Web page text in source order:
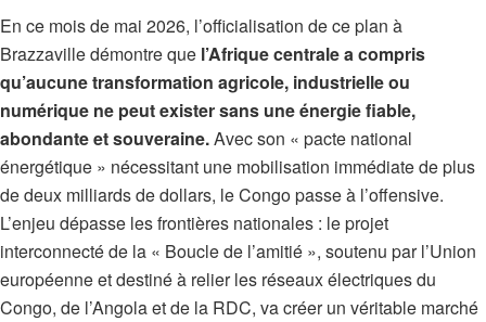
En ce mois de mai 2026, l’officialisation de ce plan à
Brazzaville démontre que l’Afrique centrale a compris
qu’aucune transformation agricole, industrielle ou
numérique ne peut exister sans une énergie fiable,
abondante et souveraine.Avec son « pacte national
énergétique » nécessitant une mobilisation immédiate de plus
de deux milliards de dollars, le Congo passe à l’offensive.
L’enjeu dépasse les frontières nationales : le projet
interconnecté de la « Boucle de l’amitié », soutenu par l’Union
européenne et destiné à relier les réseaux électriques du
Congo, de l’Angola et de la RDC, va créer un véritable marché